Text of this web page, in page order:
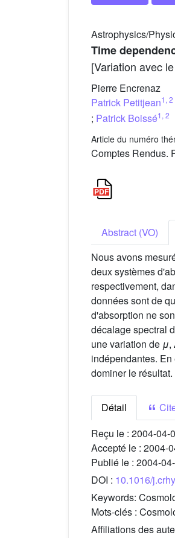
Astrophysics/
Time
[Variation avec
Pierre Encrenaz
Patrick Petitjean1 , 2
; Patrick Boissé1 , 2
Article du numéro
Comptes Rendus.
Abstract (VO)
Nous avons
deux systèmes
respectivement,
données sont de
d'absorption ne
décalage spectral
une variation de μ,
indépendantes.
dominer le
Détail
Reçu le : 2004-04-
Accepté le : 2004-
Publié le : 2004-
DOI : 10.1016/
Keywords:
Mots-clés :
Affiliations des